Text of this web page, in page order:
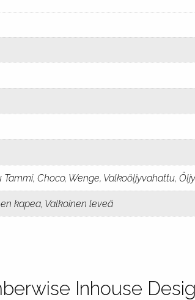
Choco, Wenge, Valkoöljyvahattu,
kapea, Valkoinen leveä
Inhouse